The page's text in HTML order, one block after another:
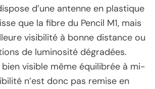
d’une antenne en plastique
que la fibre du Pencil M1, mais
visibilité à bonne distance ou
de luminosité dégradées.
bien visible même équilibrée à mi-
n’est donc pas remise en